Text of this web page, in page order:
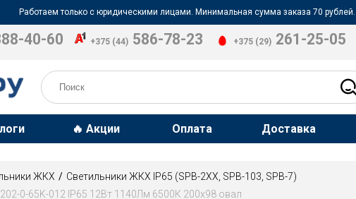
Работаем только с юридическими лицами. Минимальная сумма заказа 70 рублей.
40-60 +375 (44) 586-78-23 +375 (29) 261-25-05
🔥 Акции Оплата Доставка
ЖКХ
Светильники ЖКХ IP65 (SPB-2ХХ, SPB-103, SPB-7)
0-65K-012 IP65 12Вт 1140Лм 6500К 200x98 овал